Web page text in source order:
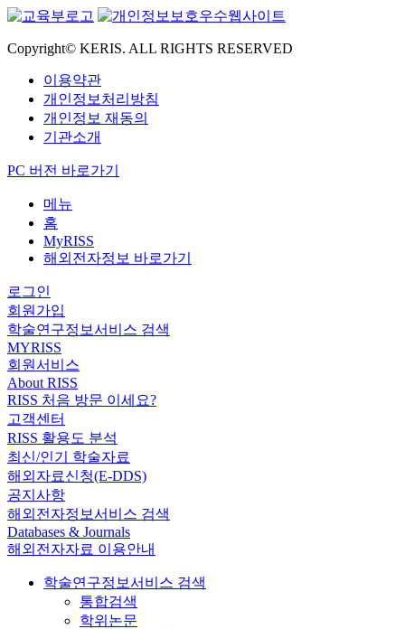
Copyright© KERIS. ALL RIGHTS RESERVED
이용약관
개인정보처리방침
개인정보 재동의
기관소개
PC 버전 바로가기
메뉴
홈
MyRISS
해외전자정보 바로가기
로그인
회원가입
학술연구정보서비스 검색
MYRISS
회원서비스
About RISS
RISS 처음 방문 이세요?
고객센터
RISS 활용도 분석
최신/인기 학술자료
해외자료신청(E-DDS)
공지사항
해외전자정보서비스 검색
Databases & Journals
해외전자자료 이용안내
학술연구정보서비스 검색
통합검색
학위논문